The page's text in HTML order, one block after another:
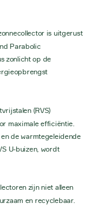
is uitgerust
Parabolic
zonlicht op de
(RVS)
maximale efficiëntie.
de warmtegeleidende
U-buizen, wordt
zijn niet alleen
en recyclebaar.